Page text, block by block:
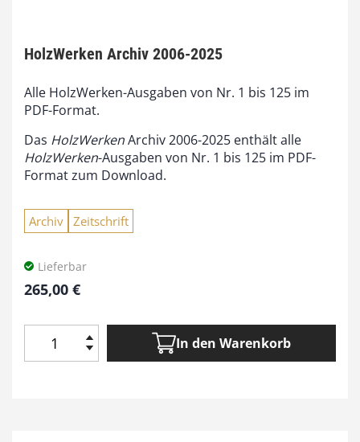
HolzWerken Archiv 2006-2025
Alle HolzWerken-Ausgaben von Nr. 1 bis 125 im
PDF-Format.
Das HolzWerkenArchiv 2006-2025 enthält alle
HolzWerken-Ausgaben von Nr. 1 bis 125 im PDF-
Format zum Download.
Archiv Zeitschrift
Lieferbar
265,00 €
In den Warenkorb